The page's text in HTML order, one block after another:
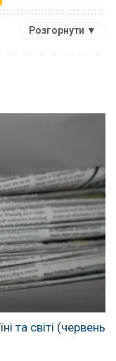
Розгорнути ▼
та світі (червень